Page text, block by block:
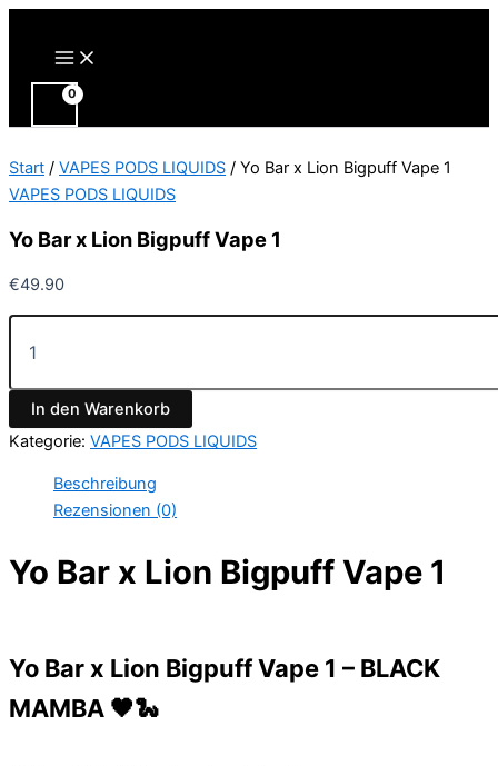
Main
Menu
Start / VAPES PODS LIQUIDS / Yo Bar x Lion Bigpuff Vape 1
VAPES PODS LIQUIDS
Yo Bar x Lion Bigpuff Vape 1
€49.90
Yo
Bar
Lion
Bigpuff
Vape
Menge
In den Warenkorb
Kategorie: VAPES PODS LIQUIDS
Beschreibung
Rezensionen (0)
Yo Bar x Lion Bigpuff Vape 1
Yo Bar x Lion Bigpuff Vape 1 – BLACK
MAMBA 🖤🐍